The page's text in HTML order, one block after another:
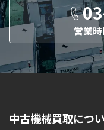
営業
中古機械買取につ